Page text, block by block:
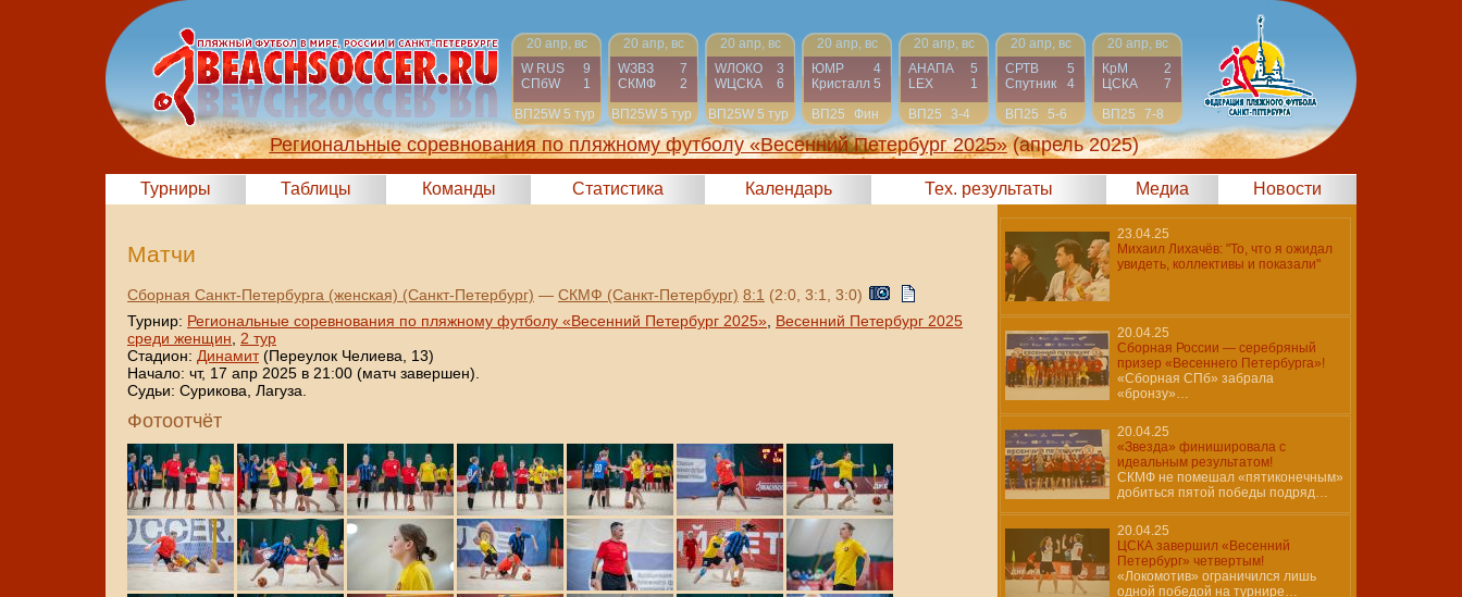
20 апр, вс
W RUS
9
СПбW
1
ВП25W 5 тур
20 апр, вс
WЗВЗ
7
СКМФ
2
ВП25W 5 тур
20 апр, вс
WЛОКО
3
WЦСКА
6
ВП25W 5 тур
20 апр, вс
ЮМР
4
Кристалл 5
ВП25
Фин
20 апр, вс
АНАПА
5
LEX
1
ВП25
3-4
20 апр, вс
СРТВ
5
Спутник
4
ВП25
5-6
20 апр, вс
КрМ
2
ЦСКА
7
ВП25
7-8
Региональные соревнования по пляжному футболу «Весенний Петербург 2025» (апрель 2025)
Турниры Таблицы Команды Статистика Календарь Тех. результаты Медиа Новости
Матчи
Сборная Санкт-Петербурга (женская) (Санкт-Петербург) — СКМФ (Санкт-Петербург) 8:1 (2:0, 3:1, 3:0)
Турнир: Региональные соревнования по пляжному футболу «Весенний Петербург 2025» Весенний Петербург 2025
среди женщин
2 тур
Стадион: Динамит(Переулок Челиева, 13)
Начало: чт, 17 апр 2025 в 21:00 (матч завершен).
Судьи: Сурикова, Лагуза.
Фотоотчёт
23.04.25
Михаил Лихачёв: "То, что я ожидал
увидеть, коллективы и показали"
20.04.25
Сборная России — серебряный
призер «Весеннего Петербурга»!
«Сборная СПб» забрала
«бронзу»…
20.04.25
«Звезда» финишировала с
идеальным результатом!
СКМФ не помешал «пятиконечным»
добиться пятой победы подряд…
20.04.25
ЦСКА завершил «Весенний
Петербург» четвертым!
«Локомотив» ограничился лишь
одной победой на турнире…